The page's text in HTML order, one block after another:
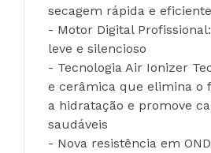
secagem rápida e eficiente
- Motor Digital
leve e silencioso
- Tecnologia Air Ionizer
e cerâmica que elimina o
a hidratação e promove
saudáveis
- Nova resistência em